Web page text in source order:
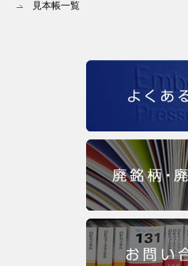
見本帳一覧